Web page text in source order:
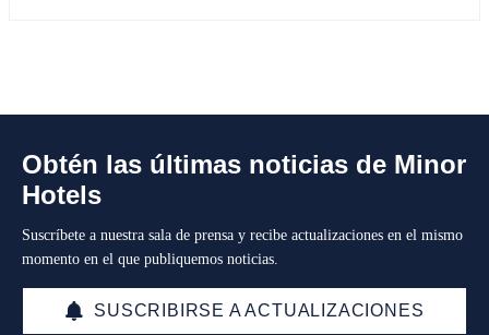
Obtén las últimas noticias de Minor
Hotels
Suscríbete a nuestra sala de prensa y recibe actualizaciones en el mismo
momento en el que publiquemos noticias.
SUSCRIBIRSE A ACTUALIZACIONES